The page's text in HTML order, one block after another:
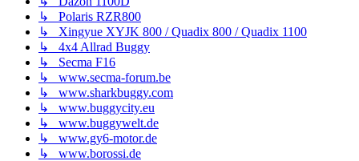
↳ Polaris RZR800
↳ Xingyue XYJK 800 / Quadix 800 / Quadix 1100
↳ 4x4 Allrad Buggy
↳ Secma F16
↳ www.secma-forum.be
↳ www.sharkbuggy.com
↳ www.buggycity.eu
↳ www.buggywelt.de
↳ www.gy6-motor.de
↳ www.borossi.de